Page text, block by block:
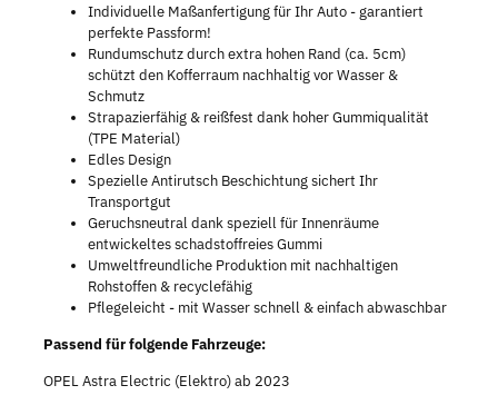
Individuelle Maßanfertigung für Ihr Auto - garantiert
perfekte Passform!
Rundumschutz durch extra hohen Rand (ca. 5cm)
schützt den Kofferraum nachhaltig vor Wasser &
Schmutz
Strapazierfähig & reißfest dank hoher Gummiqualität
(TPE Material)
Edles Design
Spezielle Antirutsch Beschichtung sichert Ihr
Transportgut
Geruchsneutral dank speziell für Innenräume
entwickeltes schadstoffreies Gummi
Umweltfreundliche Produktion mit nachhaltigen
Rohstoffen & recyclefähig
Pflegeleicht - mit Wasser schnell & einfach abwaschbar
Passend für folgende Fahrzeuge:
OPEL Astra Electric (Elektro) ab 2023